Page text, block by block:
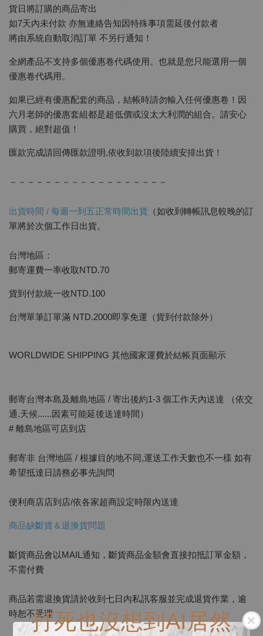
打死也沒想到AI居然
貨日將訂購的商品寄出
如7天內未付款 亦無連絡告知因特殊事項需延後付款者
將由系統自動取消訂單 不另行通知！
全網產品不支持多個優惠卷代碼使用。也就是您只能選用一個
優惠卷代碼用。
如果已經有優惠配套的商品，結帳時請勿輸入任何優惠卷！因
六月老師的優惠套組都是超低價或沒太大利潤的組合。請安心
購買，絕對超值！
匯款完成請回傳匯款證明,依收到款項後陸續安排出貨！
－－－－－－－－－－－－－－－－－－
出貨時間 / 每週一到五正常時間出貨 （如收到轉帳訊息較晚的訂
單將於次個工作日出貨。
台灣地區：
郵寄運費一率收取NTD.70
貨到付款統一收NTD.100
台灣單筆訂單滿 NTD.2000即享免運（貨到付款除外）
WORLDWIDE SHIPPING 其他國家運費於結帳頁面顯示
郵寄台灣本島及離島地區 / 寄出後約1-3 個工作天內送達 （依交
通.天候......因素可能延後送達時間）
# 離島地區可店到店
郵寄非 台灣地區 / 根據目的地不同,運送工作天數也不一樣 如有
希望抵達日請務必事先詢問
便利商店店到店/依各家超商設定時限內送達
商品缺斷貨＆退換貨問題
斷貨商品會以MAIL通知，斷貨商品金額會直接扣抵訂單金額，
不需付費
商品若需退換貨請於收到七日內私訊客服並完成退貨作業，逾
時恕不受理